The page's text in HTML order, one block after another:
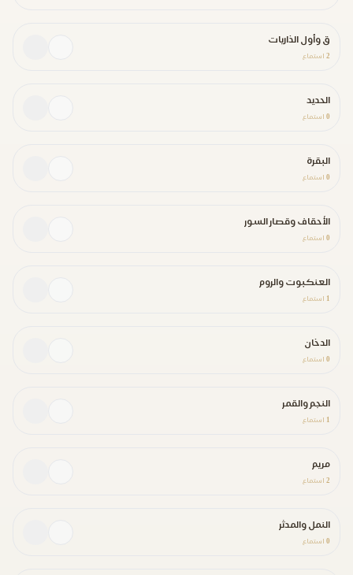
ق وأول الذاريات
2 استماع
الحديد
0 استماع
البقرة
0 استماع
الأحقاف وقصار السور
0 استماع
العنكبوت والروم
1 استماع
الدخان
0 استماع
النجم والقمر
1 استماع
مريم
2 استماع
النمل والمدثر
0 استماع